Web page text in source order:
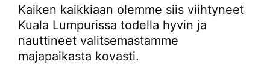
Kaiken kaikkiaan olemme siis viihtyneet
Kuala Lumpurissa todella hyvin ja
nauttineet valitsemastamme
majapaikasta kovasti.